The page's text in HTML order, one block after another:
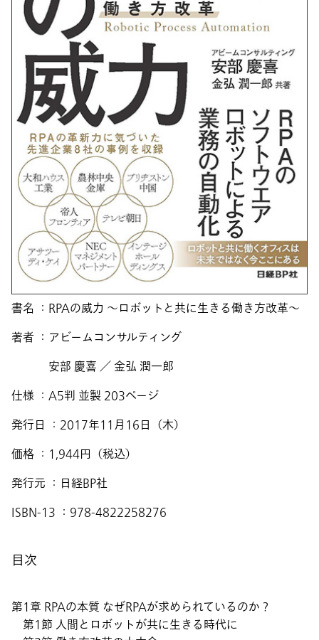
書名 ：RPAの威力 ～ロボットと共に生きる働き方改革～
著者 ：アビームコンサルティング
安部 慶喜 ／ 金弘 潤一郎
仕様 ：A5判 並製 203ページ
発行日 ：2017年11月16日（木）
価格 ：1,944円（税込）
発行元 ：日経BP社
ISBN-13 ：978-4822258276
目次
第1章 RPAの本質 なぜRPAが求められているのか？
第1節 人間とロボットが共に生きる時代に